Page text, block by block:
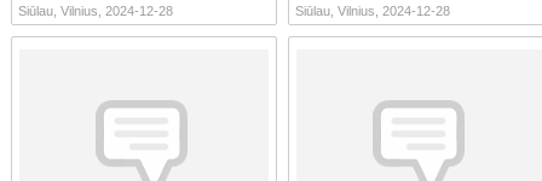
Siūlau, Vilnius, 2024-12-28 Siūlau, Vilnius, 2024-12-28